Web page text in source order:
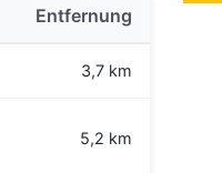
Entfernung
3,7 km
5,2 km